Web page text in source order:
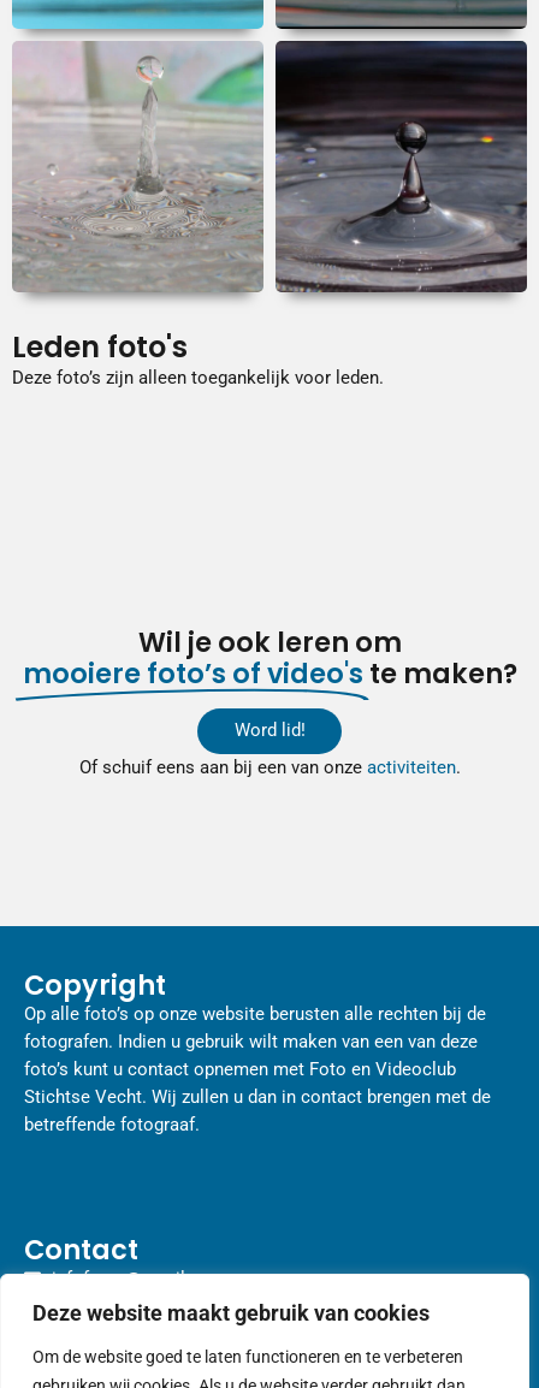
Deze website maakt gebruik van cookies
Om de website goed te laten functioneren en te verbeteren
Leden foto's
Deze foto’s zijn alleen toegankelijk voor leden.
Wil je ook leren om
mooiere foto’s of video's te maken?
Word lid!
Of schuif eens aan bij een van onze activiteiten.
Copyright
Op alle foto’s op onze website berusten alle rechten bij de
fotografen. Indien u gebruik wilt maken van een van deze
foto’s kunt u contact opnemen met Foto en Videoclub
Stichtse Vecht. Wij zullen u dan in contact brengen met de
betreffende fotograaf.
Contact
infofvcsv@gmail.com
Spinnerie 15, 3632 ET Loenen aan de Vecht